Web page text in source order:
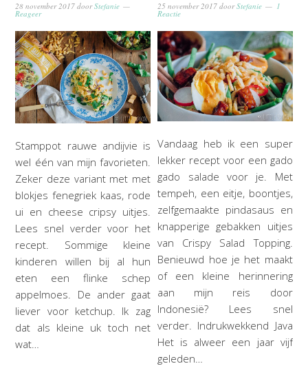
28 november 2017 doorStefanie
Reageer
Stamppot rauwe andijvie is
wel één van mijn favorieten.
Zeker deze variant met met
blokjes fenegriek kaas, rode
ui en cheese cripsy uitjes.
Lees snel verder voor het
recept. Sommige kleine
kinderen willen bij al hun
eten een flinke schep
appelmoes. De ander gaat
liever voor ketchup. Ik zag
dat als kleine uk toch net
wat…
25 november 2017 doorStefanie 1
Reactie
Vandaag heb ik een super
lekker recept voor een gado
gado salade voor je. Met
tempeh, een eitje, boontjes,
zelfgemaakte pindasaus en
knapperige gebakken uitjes
van Crispy Salad Topping.
Benieuwd hoe je het maakt
of een kleine herinnering
aan mijn reis door
Indonesië? Lees snel
verder. Indrukwekkend Java
Het is alweer een jaar vijf
geleden…